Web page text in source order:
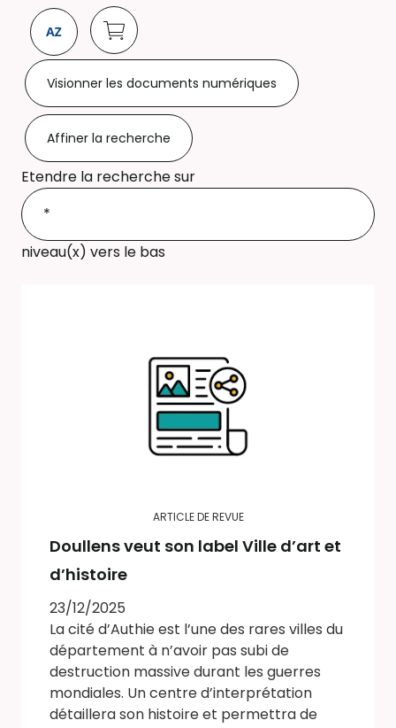
Visionner les documents numériques
Affiner la recherche
Etendre la recherche sur
niveau(x) vers le bas
ARTICLE DE REVUE
Doullens veut son label Ville d’art et
d’histoire
23/12/2025
La cité d’Authie est l’une des rares villes du
département à n’avoir pas subi de
destruction massive durant les guerres
mondiales. Un centre d’interprétation
détaillera son histoire et permettra de